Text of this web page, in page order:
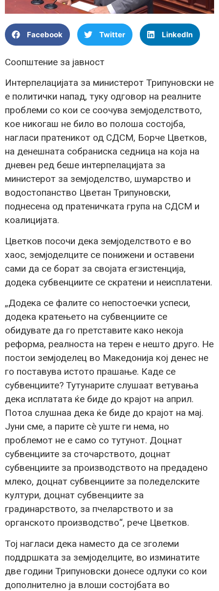
Facebook Twitter LinkedIn
Соопштение за јавност
Интерпелацијата за министерот Трипуновски не
е политички напад, туку одговор на реалните
проблеми со кои се соочува земјоделството,
кое никогаш не било во полоша состојба,
нагласи пратеникот од СДСМ, Борче Цветков,
на денешната собраниска седница на која на
дневен ред беше интерпелацијата за
министерот за земјоделство, шумарство и
водостопанство Цветан Трипуновски,
поднесена од пратеничката група на СДСМ и
коалицијата.
Цветков посочи дека земјоделството е во
хаос, земјоделците се понижени и оставени
сами да се борат за својата егзистенција,
додека субвенциите се скратени и неисплатени.
„Додека се фалите со непостоечки успеси,
додека кратењето на субвенциите се
обидувате да го претставите како некоја
реформа, реалноста на терен е нешто друго. Не
постои земјоделец во Македонија кој денес не
го поставува истото прашање. Каде се
субвенциите? Тутунарите слушаат ветувања
дека исплатата ќе биде до крајот на април.
Потоа слушнаа дека ќе биде до крајот на мај.
Јуни сме, а парите сè уште ги нема, но
проблемот не е само со тутунот. Доцнат
субвенциите за сточарството, доцнат
субвенциите за производството на предадено
млеко, доцнат субвенциите за поледелските
култури, доцнат субвенциите за
градинарството, за пчеларството и за
органското производство“, рече Цветков.
Тој нагласи дека наместо да се зголеми
поддршката за земјоделците, во изминатите
две години Трипуновски донесе одлуки со кои
дополнително ја влоши состојбата во